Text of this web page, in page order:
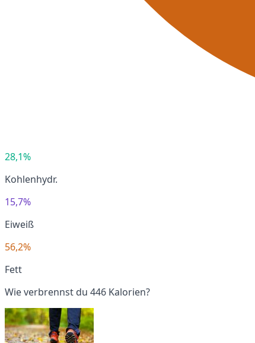
28,1%
Kohlenhydr.
15,7%
Eiweiß
56,2%
Fett
Wie verbrennst du 446 Kalorien?